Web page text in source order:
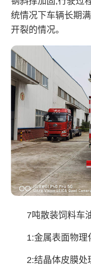
统情况下车辆长期
开裂的情况。
7吨散装饲料车
1:金属表面物理
2:结晶体皮膜处